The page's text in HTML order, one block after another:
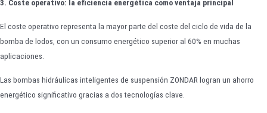
3. Coste operativo: la eficiencia energética como ventaja principal
El coste operativo representa la mayor parte del coste del ciclo de vida de la
bomba de lodos, con un consumo energético superior al 60% en muchas
aplicaciones.
Las bombas hidráulicas inteligentes de suspensión ZONDAR logran un ahorro
energético significativo gracias a dos tecnologías clave.